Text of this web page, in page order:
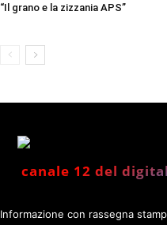
“Il grano e la zizzania APS”
canale 12 del
Informazione con rassegna